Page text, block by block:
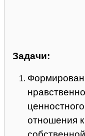
Задачи:
ценностного
отношения к